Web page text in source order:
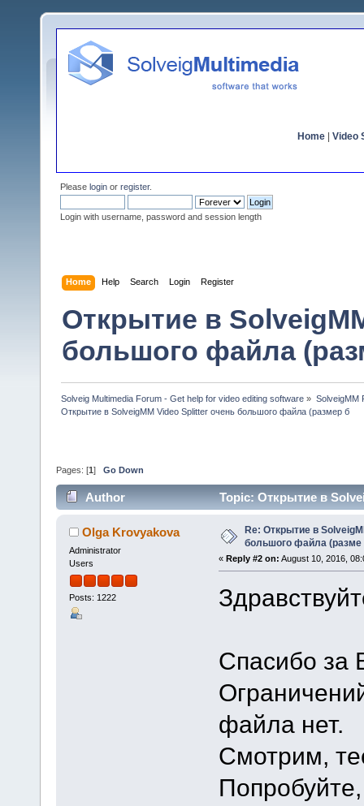
Home Video
Please login or register.
Login with username, password and session length
Home Help Search Login Register
Открытие в
большого файла
Solveig Multimedia Forum - Get help for video editing software » SolveigMM
Открытие в SolveigMM Video Splitter очень большого файла (размер б
Pages: [1 ] Go Down
Author
Topic: Открытие в
Olga Krovyakova
Administrator
Users
Posts: 1222
Re: Открытие в
большого файла (разме
« Reply #2 on: August 10, 2016,
Спасибо за
файла нет.
Смотрим,